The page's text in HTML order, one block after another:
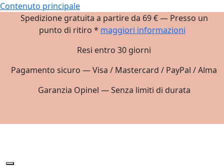
Contenuto principale
Spedizione gratuita a partire da 69 € — Presso un
punto di ritiro * maggiori informazioni
Resi entro 30 giorni
Pagamento sicuro — Visa / Mastercard / PayPal / Alma
Garanzia Opinel — Senza limiti di durata